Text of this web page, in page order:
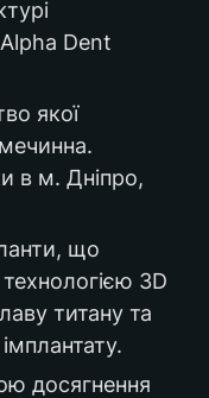
Alpha Dent
якої
в м. Дніпро,
що
3D
титану та
досягнення